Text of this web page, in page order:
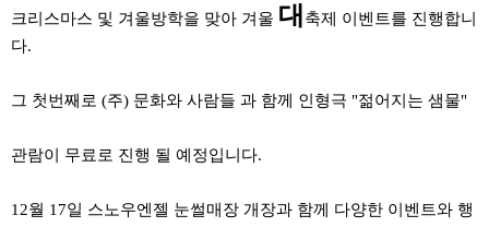
크리스마스 및 겨울방학을 맞아 겨울 대 축제 이벤트를 진행합니
다.
그 첫번째로 (주) 문화와 사람들 과 함께 인형극 "젊어지는 샘물"
관람이 무료로 진행 될 예정입니다.
12월 17일 스노우엔젤 눈썰매장 개장과 함께 다양한 이벤트와 행